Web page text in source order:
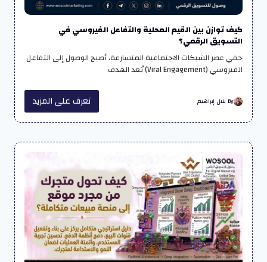
كيف توازن بين القيم المحلية والتفاعل الفيروسي في
التسويق الرقمي؟
حفي عصر الشبكات الاجتماعية المتسارعة، أصبح الوصول إلى التفاعل
الفيروسي (Viral Engagement) يُعد الهدف
By بلال إبراهيم تعرف على المزيد